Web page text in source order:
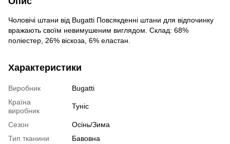
Чоловічі штани від Bugatti Повсякденні штани для відпочинку
вражають своїм невимушеним виглядом. Склад: 68%
поліестер, 26% віскоза, 6% еластан.
Характеристики
Виробник
Bugatti
Країна
виробник
Туніс
Сезон
Осінь/Зима
Тип тканини
Бавовна